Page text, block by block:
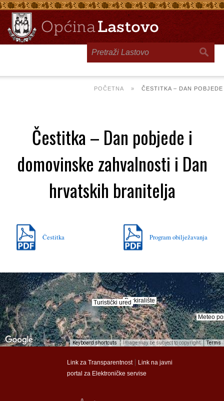
POČETNA » ČESTITKA – DAN
Čestitka – Dan pobjede i
domovinske zahvalnosti i Dan
hrvatskih branitelja
Čestitka Program obilježavanja
Meteo
Turistički uredParkiralište
Meteo
Turistički uredParkiralište
Keyboard shortcuts Image may be subject to copyright Terms
Link za Transparentnost| Link na javni
portal za Elektroničke servise